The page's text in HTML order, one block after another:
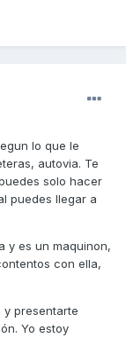
lo que le
autovia. Te
solo hacer
puedes llegar a
y es un maquinon,
con ella,
presentarte
Yo estoy